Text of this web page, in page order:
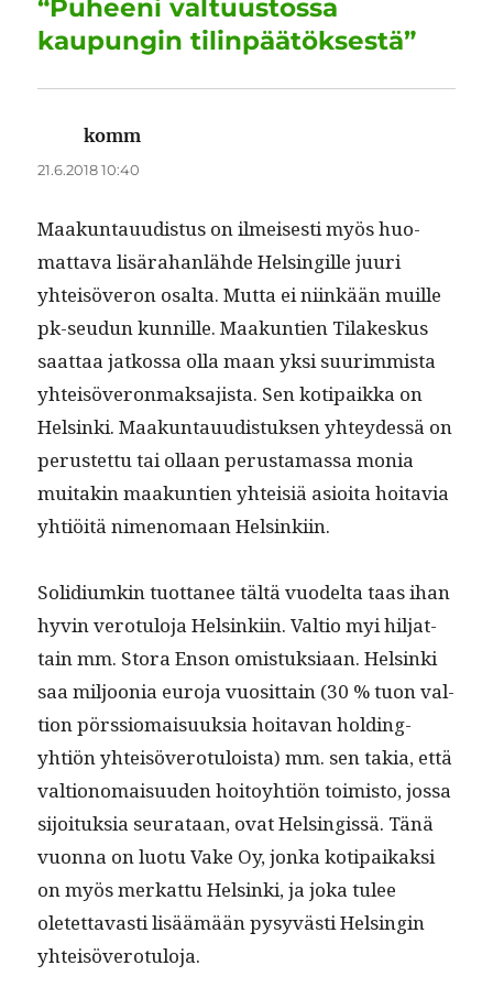
k
“Puheeni valtuustossa
kaupungin tilinpäätöksestä”
komm
21.6.2018 10:40
Maakun­tau­ud­is­tus on ilmeis­es­ti myös huo­
mat­ta­va lisära­han­lähde Helsingille juuri
yhteisöveron osalta. Mut­ta ei niinkään muille
pk-seudun kun­nille. Maakun­tien Tilakeskus
saat­taa jatkos­sa olla maan yksi suurim­mista
yhteisöveron­mak­sajista. Sen koti­paik­ka on
Helsin­ki. Maakun­tau­ud­is­tuk­sen yhtey­dessä on
perustet­tu tai ollaan perus­ta­mas­sa monia
muitakin maakun­tien yhteisiä asioi­ta hoitavia
yhtiöitä nimeno­maan Helsinkiin.
Solid­i­umkin tuot­ta­nee tältä vuodelta taas ihan
hyvin vero­tu­lo­ja Helsinki­in. Val­tio myi hil­jat­
tain mm. Sto­ra Enson omis­tuk­si­aan. Helsin­ki
saa miljoo­nia euro­ja vuosit­tain (30 % tuon val­
tion pörssiomaisuuk­sia hoita­van hold­ing-
yhtiön yhteisövero­tu­loista) mm. sen takia, että
val­tiono­maisu­u­den hoitoy­htiön toimis­to, jos­sa
sijoituk­sia seu­rataan, ovat Helsingis­sä. Tänä
vuon­na on luo­tu Vake Oy, jon­ka koti­paikak­si
on myös merkat­tu Helsin­ki, ja joka tulee
oletet­tavasti lisäämään pysyvästi Helsin­gin
yhteisöverotuloja.